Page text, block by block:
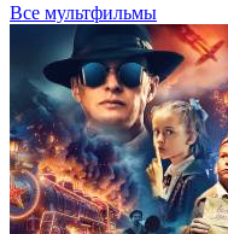
Все мультфильмы